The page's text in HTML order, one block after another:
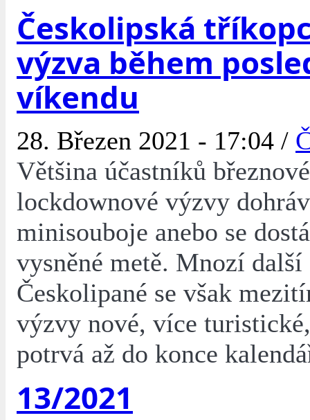
Českolipská
výzva během
víkendu
28. Březen 2021 - 17:04 /
Většina účastníků březnové
lockdownové výzvy
minisouboje anebo se
vysněné metě. Mnozí další
Českolipané se však
výzvy nové, více
potrvá až do konce
13/2021